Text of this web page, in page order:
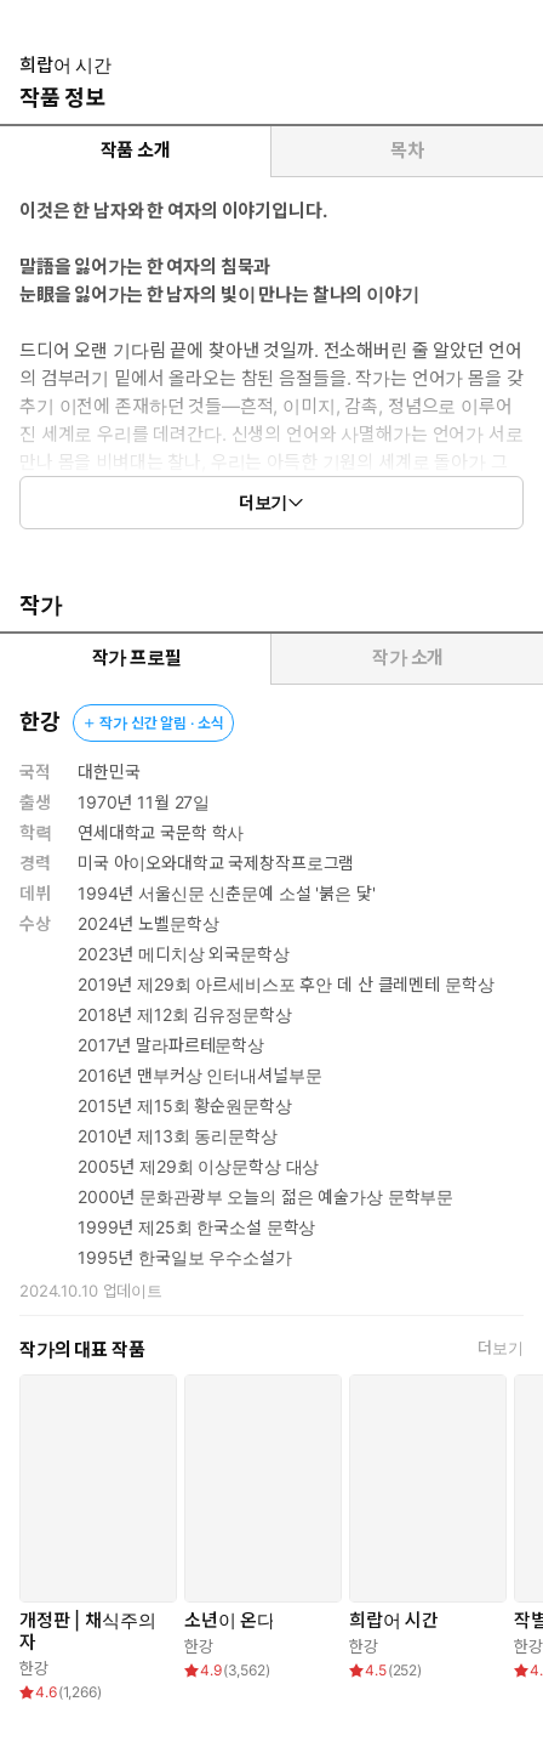
희랍어 시간
작품 정보
작품 소개 목차
이것은 한 남자와 한 여자의 이야기입니다.
말語을 잃어가는 한 여자의 침묵과
눈眼을 잃어가는 한 남자의 빛이 만나는 찰나의 이야기
드디어 오랜 기다림 끝에 찾아낸 것일까. 전소해버린 줄 알았던 언어
의 검부러기 밑에서 올라오는 참된 음절들을. 작가는 언어가 몸을 갖
추기 이전에 존재하던 것들―흔적, 이미지, 감촉, 정념으로 이루어
진 세계로 우리를 데려간다. 신생의 언어와 사멸해가는 언어가 서로
만나 몸을 비벼대는 찰나, 우리는 아득한 기원의 세계로 돌아가 그
곳에 동결해둔 인간의 아픔과 희열을 발견한다. 그리고 문득 깨닫게
된다. 자신의 몸이 기억하는 참된 욕망과 조우하기 위해서는 0도 근
환생하는, 세속의 기적을 목격하게 된다. 이렇게 아름답게, 온전하
게 몰락하는 방법을 가르쳐준 소설이 우리에게 있었던가._이소연
(문학평론가)
다만 한 여자와 한 남자의 기척이 만나는 이야기입니다.
여기, 한 여자의 이야기
그것이 다시 왔어.
어떤 원인도 전조도 없이, 여자는 말語을 잃는다. 그것이 처음 왔던
것은 열일곱 살 겨울. 말을 잃고 살던 그녀의 입술을 다시 달싹이게
한 건 낯선 외국어였던 한 개의 불어 단어였다. 시간은 다시 흘렀다.
이혼을 하고, 아홉 살 난 아이의 양육권도 빼앗기고, 다시 그렇게 말
을 잃어버린 후, 일상의 모든 것들을 다 놓을 수밖에 없었던 여자가
선택한 것은 이미 저물어 죽은 언어가 된 희랍어. 그곳에서 만난 희
랍어 강사와 여자는 서로의 앞에 침묵을 놓고 더듬더듬 대화한다.
그리고, 여기, 또 한 남자의 이야기
시간이 더 흐르면…… 내가 볼 수 있는 건 오직 꿈에서뿐이겠지요.
가족들을 모두 독일에 두고 십수 년 만에 혼자 한국으로 돌아와 희랍
어를 가르치는 남자. 남자는 점점 빛을 잃어가고 있다. 볼 수 없다던
마흔이 가까워오지만 아마 일이 년쯤은 더 볼 수 있을지 모른다. 아
카데미의 수강생 중 말을 하지도, 웃지도 않는 여자를 주의 깊게 지
켜보지만 여자의 단단한 침묵과 마주하자 두려움을 느낀다. 살아 있
는 사람에게선 본 적 없는 지독한 침묵. 그리고 점점 소멸해가는 남
자의 미약한 빛. 이 어스름이 완전한 밤으로 이어지는 걸까.
것과 같은 일일지도 모르겠다.
체를 통틀어 내가 배운 모든 것들은 이 머무름과 반대 선상에 있었
다. 있는 그대로 본다는 것 : 빛, 공간, 거리 사이의 관계, 공기, 울림,
리듬, 질감, 운동의 형태, 명암… 사물 그 자체… 이들이 나중에 무엇
을 의미하든 아직은 사회적이지도, 정치적이지도, 성적이지도 않다.
더보기
작가
작가 프로필 작가 소개
한강 작가 신간 알림 · 소식
국적
대한민국
출생
1970년 11월 27일
학력
연세대학교 국문학 학사
경력
미국 아이오와대학교 국제창작프로그램
데뷔
1994년 서울신문 신춘문예 소설 '붉은 닻'
수상
2024년 노벨문학상
2023년 메디치상 외국문학상
2019년 제29회 아르세비스포 후안 데 산 클레멘테 문학상
2018년 제12회 김유정문학상
2017년 말라파르테문학상
2016년 맨부커상 인터내셔널부문
2015년 제15회 황순원문학상
2010년 제13회 동리문학상
2005년 제29회 이상문학상 대상
2000년 문화관광부 오늘의 젊은 예술가상 문학부문
1999년 제25회 한국소설 문학상
1995년 한국일보 우수소설가
2024.10.10업데이트
작가의 대표 작품 더보기
개정판 | 채식주의
자
한강
4.6(1,266)
소년이 온다
한강
4.9(3,562)
희랍어 시간
한강
4.5(252)
작
한강